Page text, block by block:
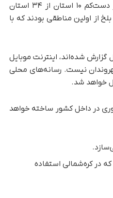
سازمان «نت‌بلاکس» (NetBlocks) از کاهش شدید و ناگهانی اتصال به اینترنت در دست‌کم ۱۰ استان از ۳۴ استان
و بلخ از اولین مناطقی بودند که با
شده‌اند، اینترنت موبایل
نیست. رسانه‌های محلی
خواهد شد.
در داخل کشور ساخته خواهد
در کره‌شمالی استفاده